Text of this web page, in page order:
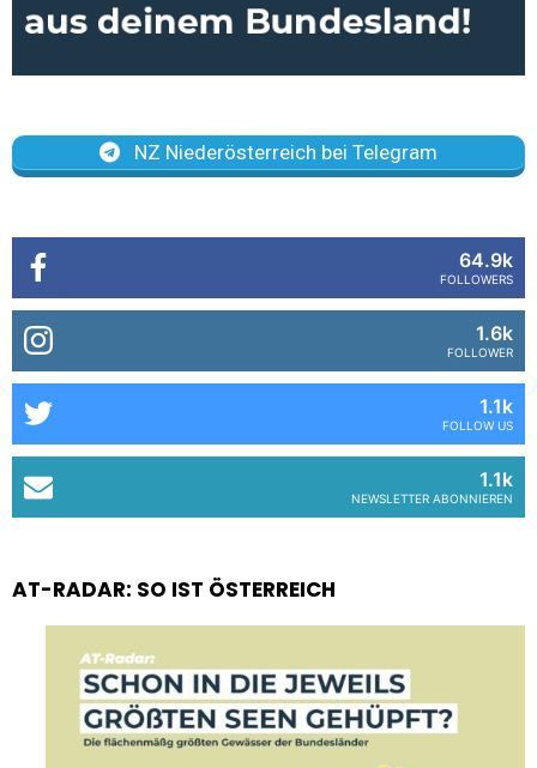
NZ Niederösterreich bei Telegram
64.9k
FOLLOWERS
1.6k
FOLLOWER
1.1k
FOLLOW US
1.1k
NEWSLETTER ABONNIEREN
AT-RADAR: SO IST ÖSTERREICH